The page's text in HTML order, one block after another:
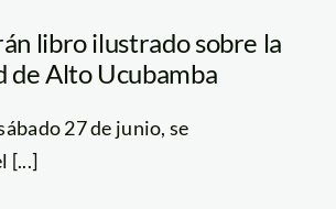
libro ilustrado sobre la
de Alto Ucubamba
27 de junio, se
[...]